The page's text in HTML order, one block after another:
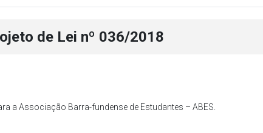
de Lei nº 036/2018
a Associação Barra-fundense de Estudantes – ABES.